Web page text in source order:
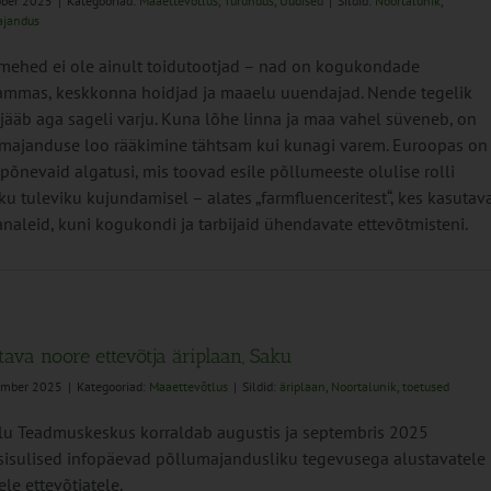
ei ole ainult toidutootjad – nad on kogukondade
keskkonna hoidjad ja maaelu uuendajad. Nende tegelik
aga sageli varju. Kuna lõhe linna ja maa vahel süveneb, on
loo rääkimine tähtsam kui kunagi varem. Euroopas on
algatusi, mis toovad esile põllumeeste olulise rolli
tuleviku kujundamisel – alates „farmfluenceritest“, kes
kuni kogukondi ja tarbijaid ühendavate ettevõtmisteni.
noore ettevõtja äriplaan, Saku
2025 | Kategooriad: Maaettevõtlus | Sildid: äriplaan, Noortalunik, toetused
Teadmuskeskus korraldab augustis ja septembris 2025
infopäevad põllumajandusliku tegevusega alustavatele
ettevõtjatele.